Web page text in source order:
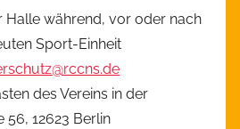
Halle während, vor oder nach
Sport-Einheit
des Vereins in der
56, 12623 Berlin